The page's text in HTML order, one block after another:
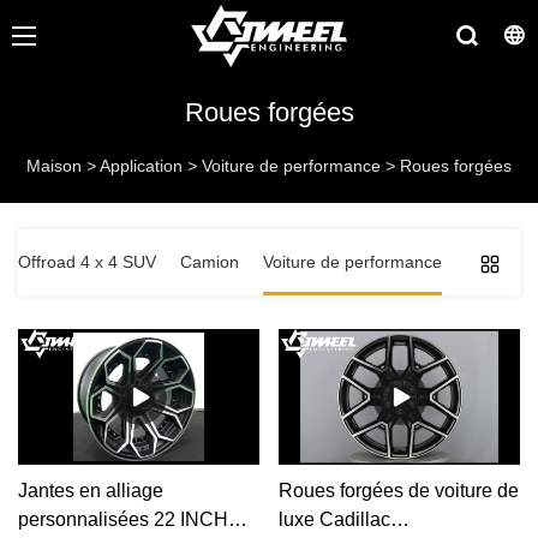
Roues forgées
Maison >Application > Voiture de performance > Roues forgées
Offroad 4 x 4 SUV Camion Voiture de performance
Jantes en alliage
personnalisées 22 INCH
Roues forgées de voiture de
luxe Cadillac